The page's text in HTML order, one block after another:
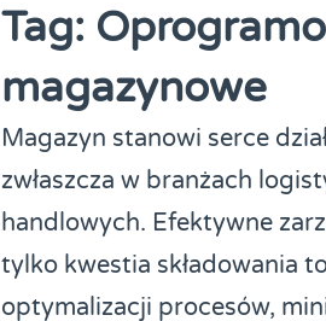
Tag:
magazynowe
Magazyn stanowi serce
zwłaszcza w branżach
handlowych. Efektywne
tylko kwestia składowania
optymalizacji procesów,